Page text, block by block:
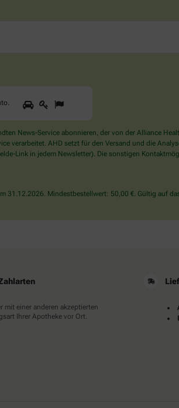
.
Sind
Sie
Mensch?
Dann
wählen
Auto.
1 2
News-Service abonnieren, der von der Alliance
verarbeitet. AHD setzt für den Versand und die
Link in jedem Newsletter). Die sonstigen
31.12.2026. Mindestbestellwert: 50,00 €. Gültig auf
mit einer anderen akzeptierten
Ihrer Apotheke vor Ort.